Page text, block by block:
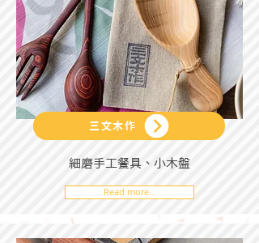
三文木作
細磨手工餐具、小木盤
Read more...